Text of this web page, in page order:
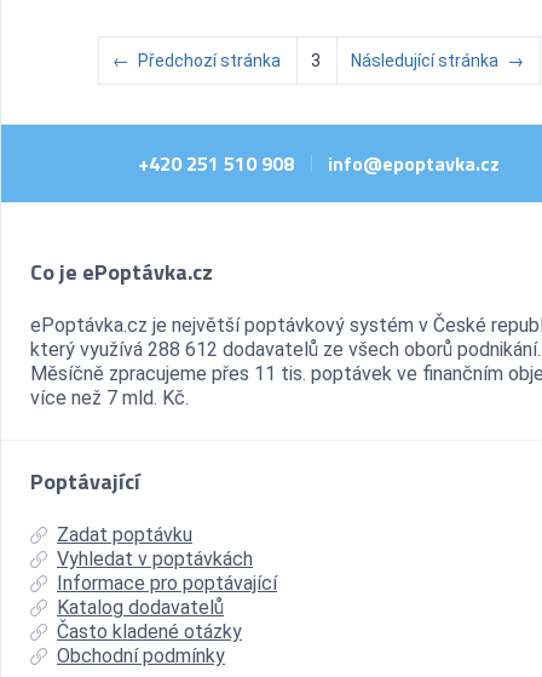
← Předchozí stránka 3 Následující stránka →
+420 251 510 908 | info@epoptavka.cz
Co je ePoptávka.cz
ePoptávka.cz je největší poptávkový systém v České
který využívá 288 612 dodavatelů ze všech oborů podnikání.
Měsíčně zpracujeme přes 11 tis. poptávek ve finančním
více než 7 mld. Kč.
Poptávající
Zadat poptávku
Vyhledat v poptávkách
Informace pro poptávající
Katalog dodavatelů
Často kladené otázky
Obchodní podmínky